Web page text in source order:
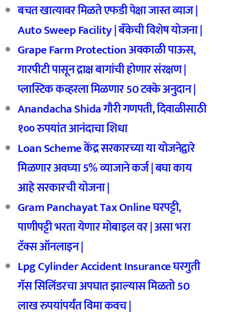
बचत खात्यावर मिळते एफडी पेक्षा जास्त व्याज |
Auto Sweep Facility |बॅंकेची विशेष योजना |
Grape Farm Protectionअवकाळी पाऊस,
गारपीटी पासून द्राक्ष बागांची होणार संरक्षण |
प्लास्टिक कव्हरला मिळणार 50टक्के अनुदान |
Anandacha Shidaगौरी गणपती,दिवाळीसाठी
१०० रुपयांत आनंदाचा शिधा
Loan Schemeकेंद्र सरकारच्या या योजनेद्वारे
मिळणार अवघ्या 5%व्याजाने कर्ज |बघा काय
आहे सरकारची योजना |
Gram Panchayat Tax Onlineघरपट्टी,
पाणीपट्टी भरता येणार मोबाइल वर |असा भरा
टॅक्स ऑनलाइन |
Lpg Cylinder Accident Insurance घरगुती
गॅस सिलिंडरचा अपघात झाल्यास मिळतो 50
लाख रुपयांपर्यंत विमा कवच |